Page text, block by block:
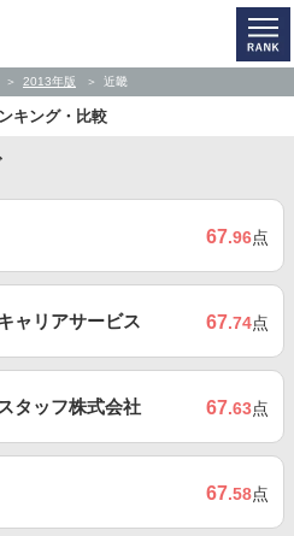
2013年版 近畿
キング・比較
67.96点
ャリアサービス 67.74点
タッフ株式会社 67.63点
67.58点